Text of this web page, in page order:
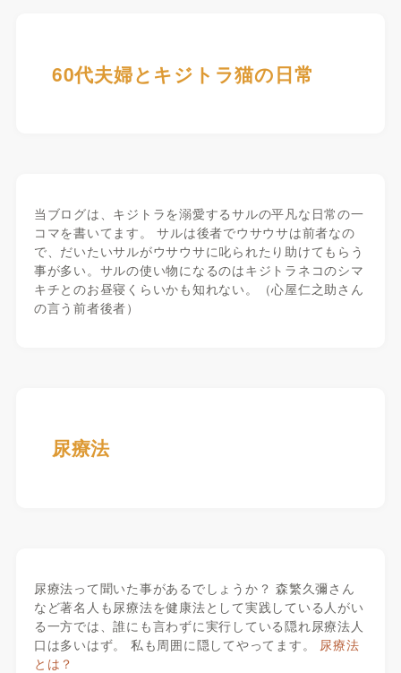
60代夫婦とキジトラ猫の日常
当ブログは、キジトラを溺愛するサルの平凡な日常の一
コマを書いてます。 サルは後者でウサウサは前者なの
で、だいたいサルがウサウサに叱られたり助けてもらう
事が多い。サルの使い物になるのはキジトラネコのシマ
キチとのお昼寝くらいかも知れない。（心屋仁之助さん
の言う前者後者）
尿療法
尿療法って聞いた事があるでしょうか？ 森繁久彌さん
など著名人も尿療法を健康法として実践している人がい
る一方では、誰にも言わずに実行している隠れ尿療法人
口は多いはず。 私も周囲に隠してやってます。 尿療法
とは？